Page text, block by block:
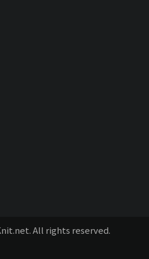
All rights reserved.